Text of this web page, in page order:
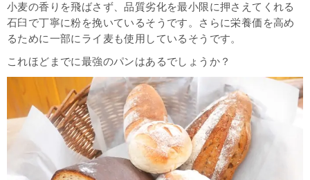
小麦の香りを飛ばさず、品質劣化を最小限に押さえてくれる
石臼で丁寧に粉を挽いているそうです。さらに栄養価を高め
るために一部にライ麦も使用しているそうです。
これほどまでに最強のパンはあるでしょうか？